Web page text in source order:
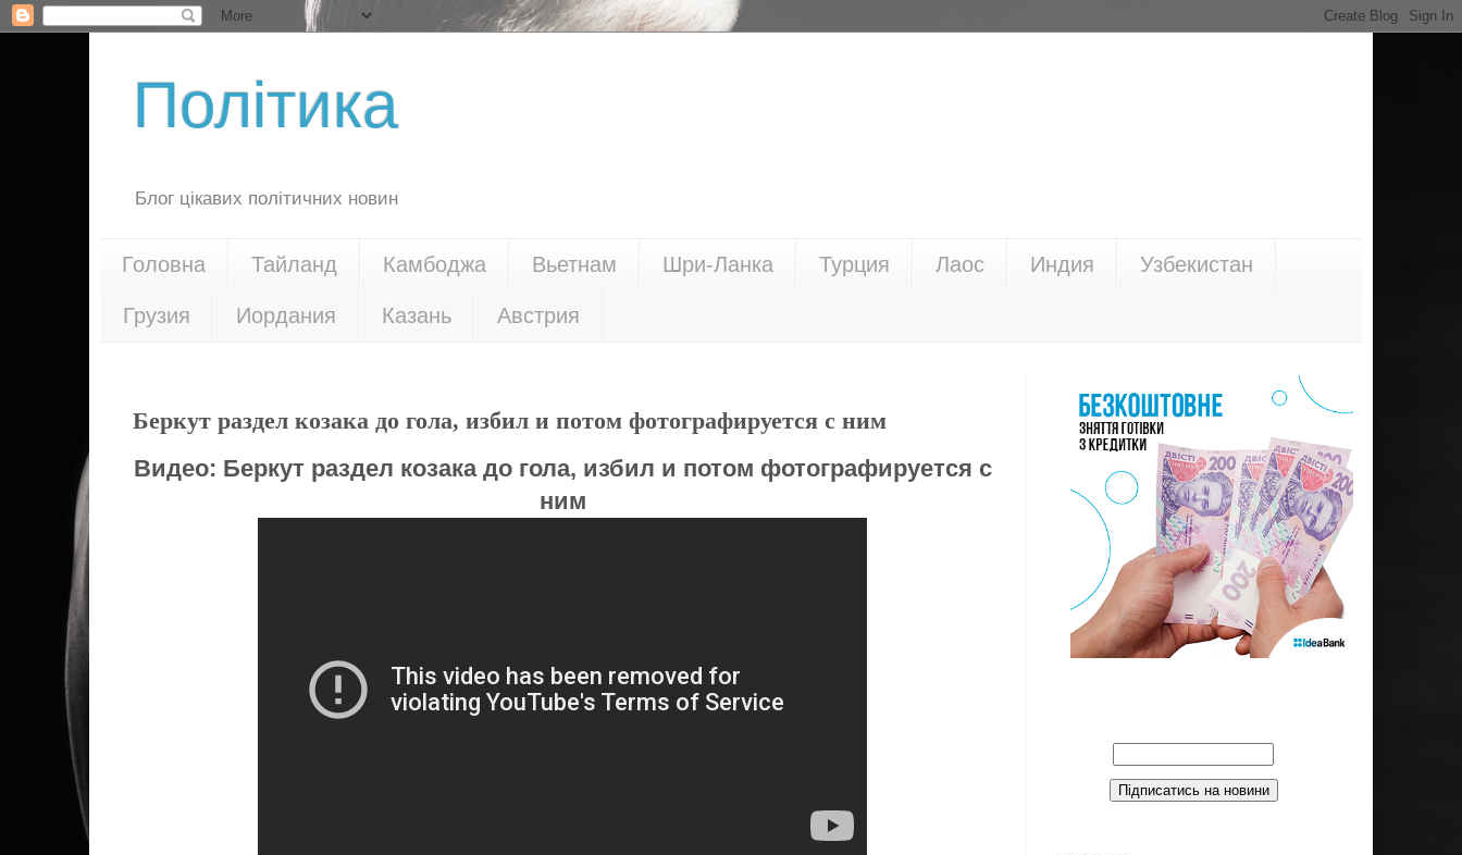
Політика
Блог цікавих політичних новин
Головна Тайланд Камбоджа Вьетнам Шри-Ланка Турция Лаос Индия Узбекистан
Грузия Иордания Казань Австрия
Беркут раздел козака до гола, избил и потом фотографируется с ним
Видео: Беркут раздел козака до гола, избил и потом фотографируется с
ним